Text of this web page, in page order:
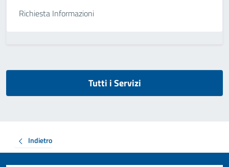
Richiesta Informazioni
Tutti i Servizi
Indietro